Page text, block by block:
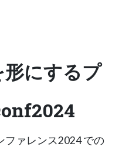
にするプ
ファレンス2024 での